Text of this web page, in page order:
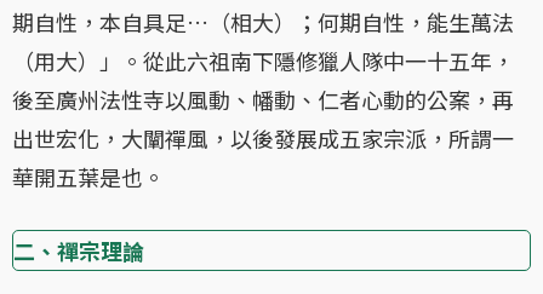
期自性，本自具足…（相大）；何期自性，能生萬法
（用大）」。從此六祖南下隱修獵人隊中一十五年，
後至廣州法性寺以風動、幡動、仁者心動的公案，再
出世宏化，大闡禪風，以後發展成五家宗派，所謂一
華開五葉是也。
二、禪宗理論